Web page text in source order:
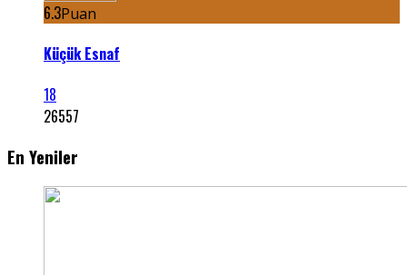
6.3Puan
Küçük Esnaf
18
26557
En Yeniler